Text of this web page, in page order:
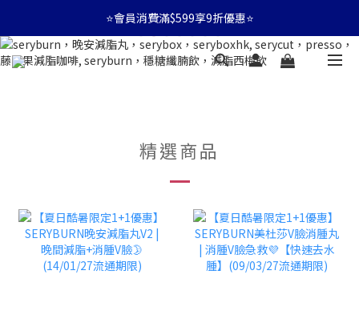
⭐會員消費滿$599享9折優惠⭐
⭐會員消費滿$599享9折優惠⭐
🚛消費滿$599 全店享免運🚛
精選商品